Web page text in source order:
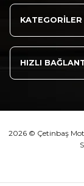
Athena Ön
KATEGORİLER
HIZLI
2026 © Çetinbaş